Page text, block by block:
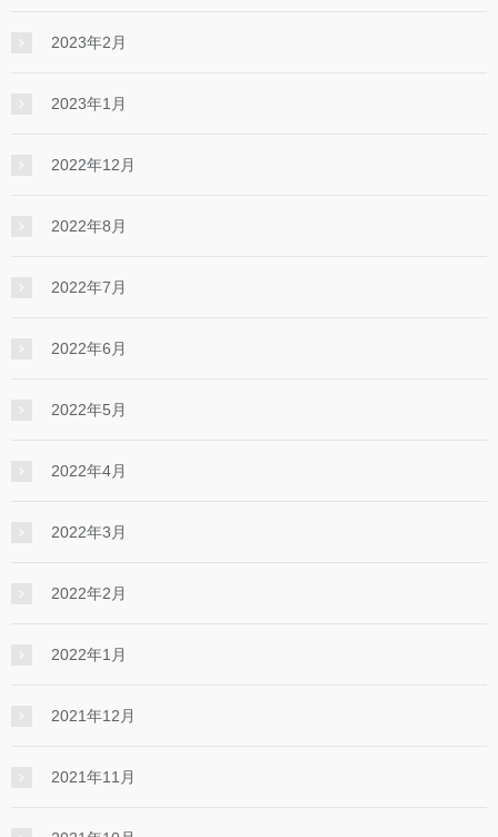
2023年2月
2023年1月
2022年12月
2022年8月
2022年7月
2022年6月
2022年5月
2022年4月
2022年3月
2022年2月
2022年1月
2021年12月
2021年11月